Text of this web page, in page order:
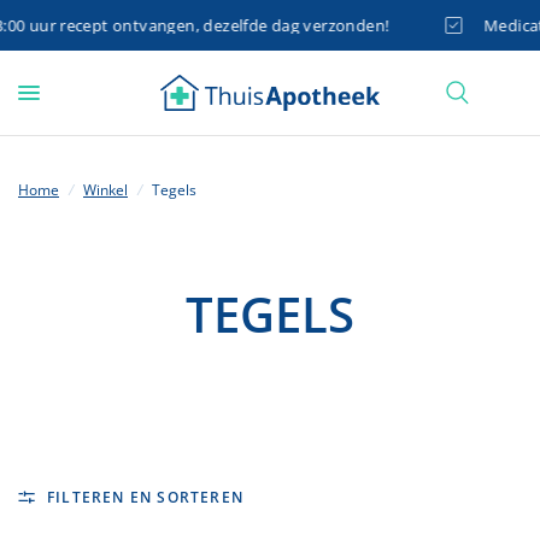
uur recept ontvangen, dezelfde dag verzonden!
Home / Winkel / Tegels
TEGELS
FILTEREN EN SORTEREN